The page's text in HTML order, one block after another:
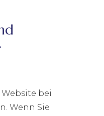
bei
Wenn Sie